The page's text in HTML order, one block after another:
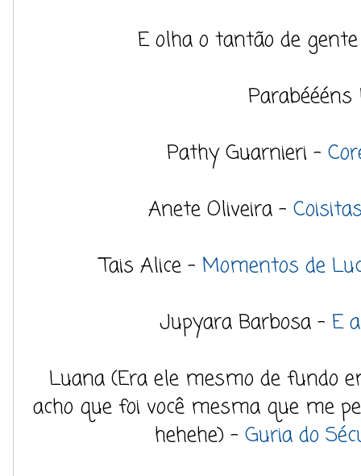
E olha o tantão de
Parabéééns
Pathy Guarnieri -
Anete Oliveira -
Tais Alice - Momentos de
Jupyara Barbosa - E
Luana (Era ele mesmo de fundo
acho que foi você mesma que me
hehehe) - Guria do